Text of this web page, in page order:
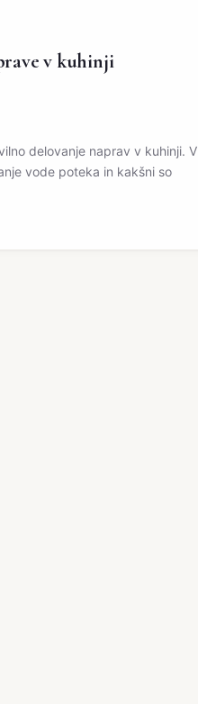
v kuhinji
delovanje naprav v kuhinji. V
vode poteka in kakšni so